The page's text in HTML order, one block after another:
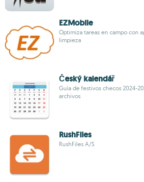
EZMobile
Optimiza tareas en campo con
limpieza
Český kalendář
Guía de festivos checos 2024-
archivos
RushFiles
RushFiles A/S